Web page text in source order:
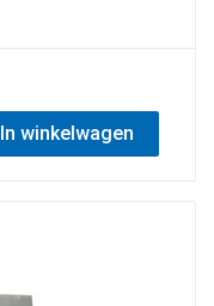
In winkelwagen